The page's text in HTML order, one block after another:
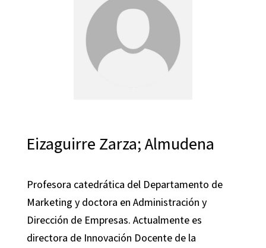
Eizaguirre Zarza; Almudena
Profesora catedrática del Departamento de
Marketing y doctora en Administración y
Dirección de Empresas. Actualmente es
directora de Innovación Docente de la